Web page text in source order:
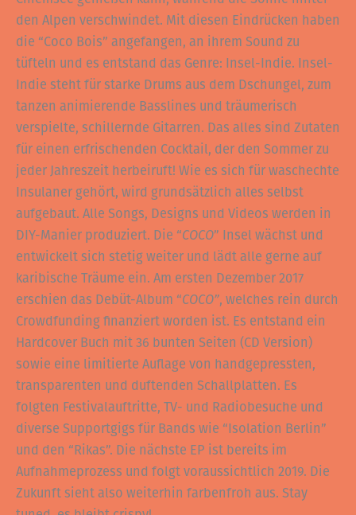
den Alpen verschwindet. Mit diesen Eindrücken haben
die “Coco Bois” angefangen, an ihrem Sound zu
tüfteln und es entstand das Genre: Insel-Indie. Insel-
Indie steht für starke Drums aus dem Dschungel, zum
tanzen animierende Basslines und träumerisch
verspielte, schillernde Gitarren. Das alles sind Zutaten
für einen erfrischenden Cocktail, der den Sommer zu
jeder Jahreszeit herbeiruft! Wie es sich für waschechte
Insulaner gehört, wird grundsätzlich alles selbst
aufgebaut. Alle Songs, Designs und Videos werden in
DIY-Manier produziert. Die “COCO” Insel wächst und
entwickelt sich stetig weiter und lädt alle gerne auf
karibische Träume ein. Am ersten Dezember 2017
erschien das Debüt-Album “COCO”, welches rein durch
Crowdfunding finanziert worden ist. Es entstand ein
Hardcover Buch mit 36 bunten Seiten (CD Version)
sowie eine limitierte Auflage von handgepressten,
transparenten und duftenden Schallplatten. Es
folgten Festivalauftritte, TV- und Radiobesuche und
diverse Supportgigs für Bands wie “Isolation Berlin”
und den “Rikas”. Die nächste EP ist bereits im
Aufnahmeprozess und folgt voraussichtlich 2019. Die
Zukunft sieht also weiterhin farbenfroh aus. Stay